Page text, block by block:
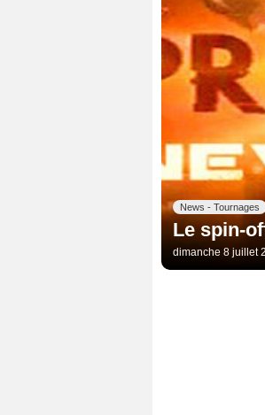
News - Tournages
Le spin-
dimanche 8 juillet